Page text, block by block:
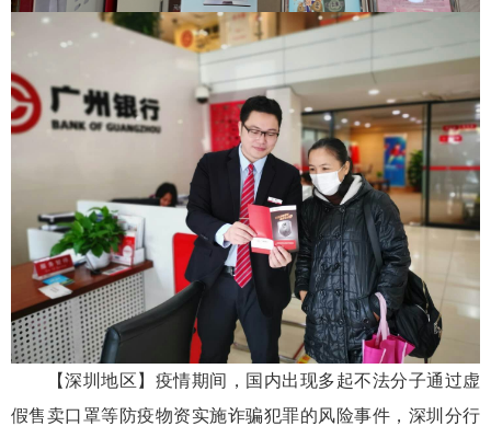
【深圳地区】疫情期间，国内出现多起不法分子通过虚
假售卖口罩等防疫物资实施诈骗犯罪的风险事件，深圳分行